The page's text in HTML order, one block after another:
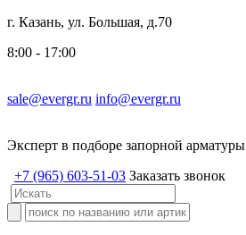
г. Казань, ул. Большая, д.70
8:00 - 17:00
sale@evergr.ru info@evergr.ru
Эксперт в подборе запорной арматуры
+7 (965) 603-51-03 Заказать звонок